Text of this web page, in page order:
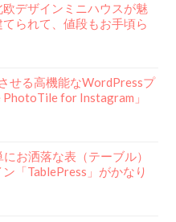
デザインミニハウスが魅
られて、値段もお手頃ら
せる高機能なWordPressプ
for Instagram」
お洒落な表（テーブル）
「TablePress」がかなり